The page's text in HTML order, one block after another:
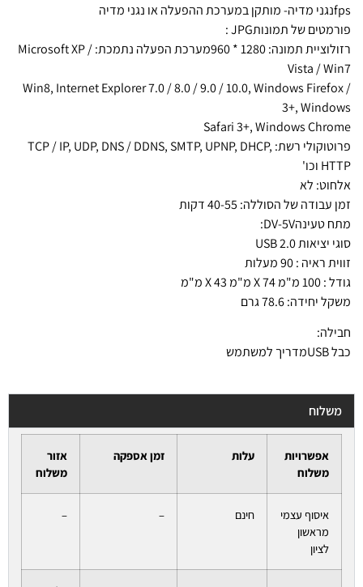
fpsנגני מדיה- מותקן במערכת ההפעלה או נגני מדיה
פורמטים של תמונותJPG :
רזולוציית תמונה: 1280 * 960מערכת הפעלה נתמכת: Microsoft XP /
Vista / Win7
/ Win8, Internet Explorer 7.0 / 8.0 / 9.0 / 10.0, Windows Firefox
3+, Windows
Safari 3+, Windows Chrome
פרוטוקולי רשת: TCP / IP, UDP, DNS / DDNS, SMTP, UPNP, DHCP,
HTTP וכו'
אלחוט: לא
זמן עבודה של הסוללה: 40-55 דקות
מתח טעינהDV-5V:
סוגי יציאות USB 2.0
זווית ראיה : 90 מעלות
גודל : 100 מ"מ 74 X מ"מ 43 X מ"מ
משקל יחידה: 78.6 גרם
חבילה:
כבל USBמדריך למשתמש
משלוח
אפשרויות
משלוח
עלות זמן אספקה
אזור
משלוח
איסוף עצמי
מראשון
לציון
חינם –
–